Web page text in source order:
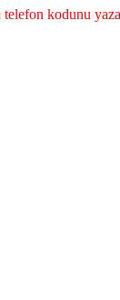
kodunu